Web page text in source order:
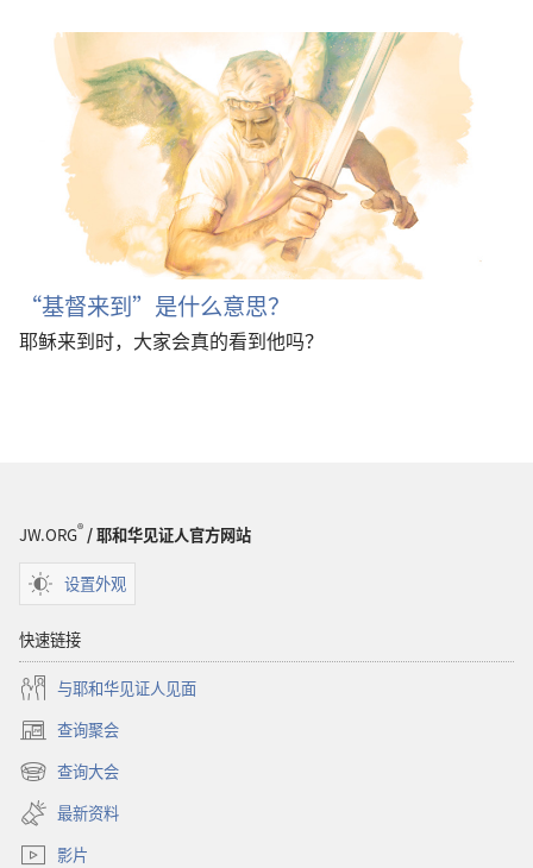
“基督来到”是什么意思？
耶稣来到时，大家会真的看到他吗？
JW.ORG®/ 耶和华见证人官方网站
设置外观
快速链接
与耶和华见证人见面
查询聚会
（打
开
新
窗
口）
查询大会
（打
开
新
窗
最新资料
影片